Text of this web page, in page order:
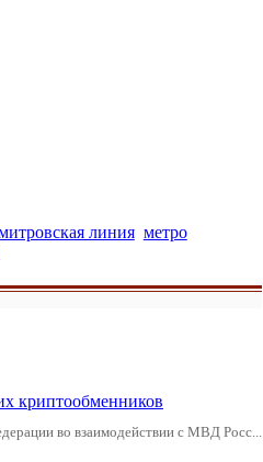
линия метро
криптообменников
во взаимодействии с МВД Росс...